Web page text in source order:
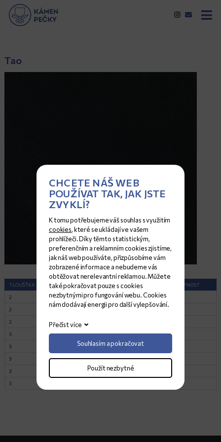
Tao
TLOUŠŤKA (CM) ROZMĚRY (CM) POVRCH DOSTUPNOST
2 298x136 Lesk
2
2 300x138
3 270x138 Lesk 1
3 282x138 Lesk
3 288x138 Lesk 1
3 Lesk
3
CHCETE NÁŠ WEB
POUŽÍVAT TAK, JAK JSTE
ZVYKLÍ?
K tomu potřebujeme váš souhlas s využitím
cookies, které se ukládají ve vašem
prohlížeči. Díky těmto statistickým,
preferenčním a reklamním cookies zjistíme,
jak náš web používáte, přizpůsobíme vám
zobrazené informace a nebudeme vás
obtěžovat nerelevantní reklamou. Můžete
také pokračovat pouze s cookies
nezbytnými pro fungování webu. Cookies
nám dodávají energii pro další vylepšování.
Přečíst více
Souhlasím a pokračovat
Použít nezbytné